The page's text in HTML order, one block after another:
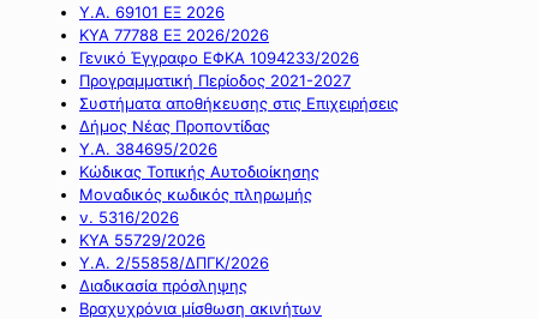
Υ.Α. 69101 ΕΞ 2026
ΚΥΑ 77788 ΕΞ 2026/2026
Γενικό Έγγραφο ΕΦΚΑ 1094233/2026
Προγραμματική Περίοδος 2021-2027
Συστήματα αποθήκευσης στις Επιχειρήσεις
Δήμος Νέας Προποντίδας
Υ.Α. 384695/2026
Κώδικας Τοπικής Αυτοδιοίκησης
Μοναδικός κωδικός πληρωμής
ν. 5316/2026
ΚΥΑ 55729/2026
Υ.Α. 2/55858/ΔΠΓΚ/2026
Διαδικασία πρόσληψης
Βραχυχρόνια μίσθωση ακινήτων